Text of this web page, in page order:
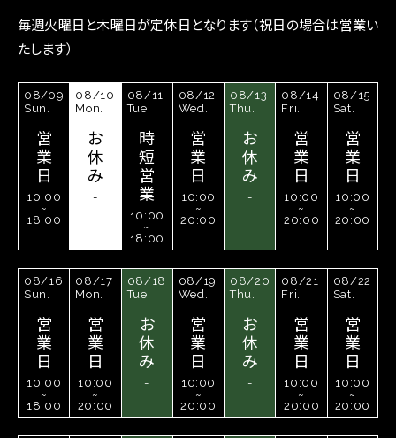
毎週火曜日と木曜日が定休日となります（祝日の場合は営業い
たします）
08/09
Sun.
営
業
日
10:00
~
18:00
08/10
Mon.
お
休
み
-
08/11
Tue.
時
短
営
業
10:00
~
18:00
08/12
Wed.
営
業
日
10:00
~
20:00
08/13
Thu.
お
休
み
-
08/14
Fri.
営
業
日
10:00
~
20:00
08/15
Sat.
営
業
日
10:00
~
20:00
08/16
Sun.
営
業
日
10:00
~
18:00
08/17
Mon.
営
業
日
10:00
~
20:00
08/18
Tue.
お
休
み
-
08/19
Wed.
営
業
日
10:00
~
20:00
08/20
Thu.
お
休
み
-
08/21
Fri.
営
業
日
10:00
~
20:00
08/22
Sat.
営
業
日
10:00
~
20:00